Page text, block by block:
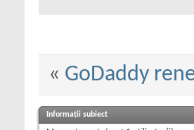
« GoDaddy
Informații subiect